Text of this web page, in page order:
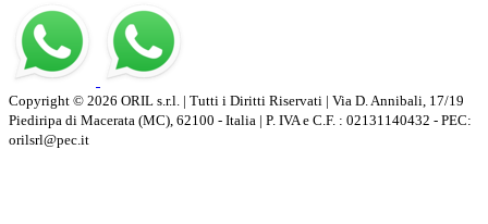
Copyright © 2026 ORIL s.r.l. | Tutti i Diritti Riservati | Via D. Annibali, 17/19
Piediripa di Macerata (MC), 62100 - Italia | P. IVA e C.F. : 02131140432 - PEC:
orilsrl@pec.it